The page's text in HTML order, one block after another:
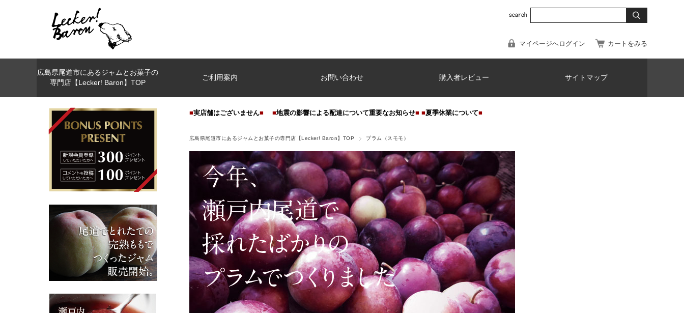
マイページへログイン カートをみる
広島県尾道市にあるジャムとお菓子の
専門店【Lecker! Baron】TOP
ご利用案内 お問い合わせ 購入者レビュー サイトマップ
■実店舗はございません■ ■地震の影響による配達について重要なお知らせ■ ■夏季休業について■
広島県尾道市にあるジャムとお菓子の専門店【Lecker! Baron】TOP プラム（スモモ）